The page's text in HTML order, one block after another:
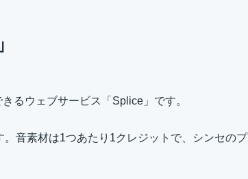
るウェブサービス「Splice」です。
音素材は1つあたり1クレジットで、シンセのプ